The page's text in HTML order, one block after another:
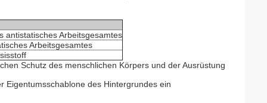
antistatisches Arbeitsgesamtes
Arbeitsgesamtes
Schutz des menschlichen Körpers und der Ausrüstung
Eigentumsschablone des Hintergrundes ein